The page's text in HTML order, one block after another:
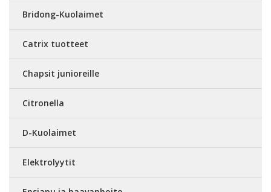
Bridong-Kuolaimet
Catrix tuotteet
Chapsit junioreille
Citronella
D-Kuolaimet
Elektrolyytit